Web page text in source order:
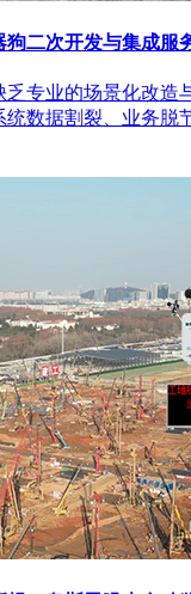
狗二次开发与集成服
乏专业的场景化改
统数据割裂、业务脱